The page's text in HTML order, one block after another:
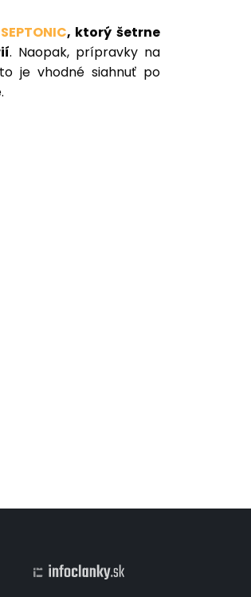
, ktorý šetrne
. Naopak, prípravky na
je vhodné siahnuť po